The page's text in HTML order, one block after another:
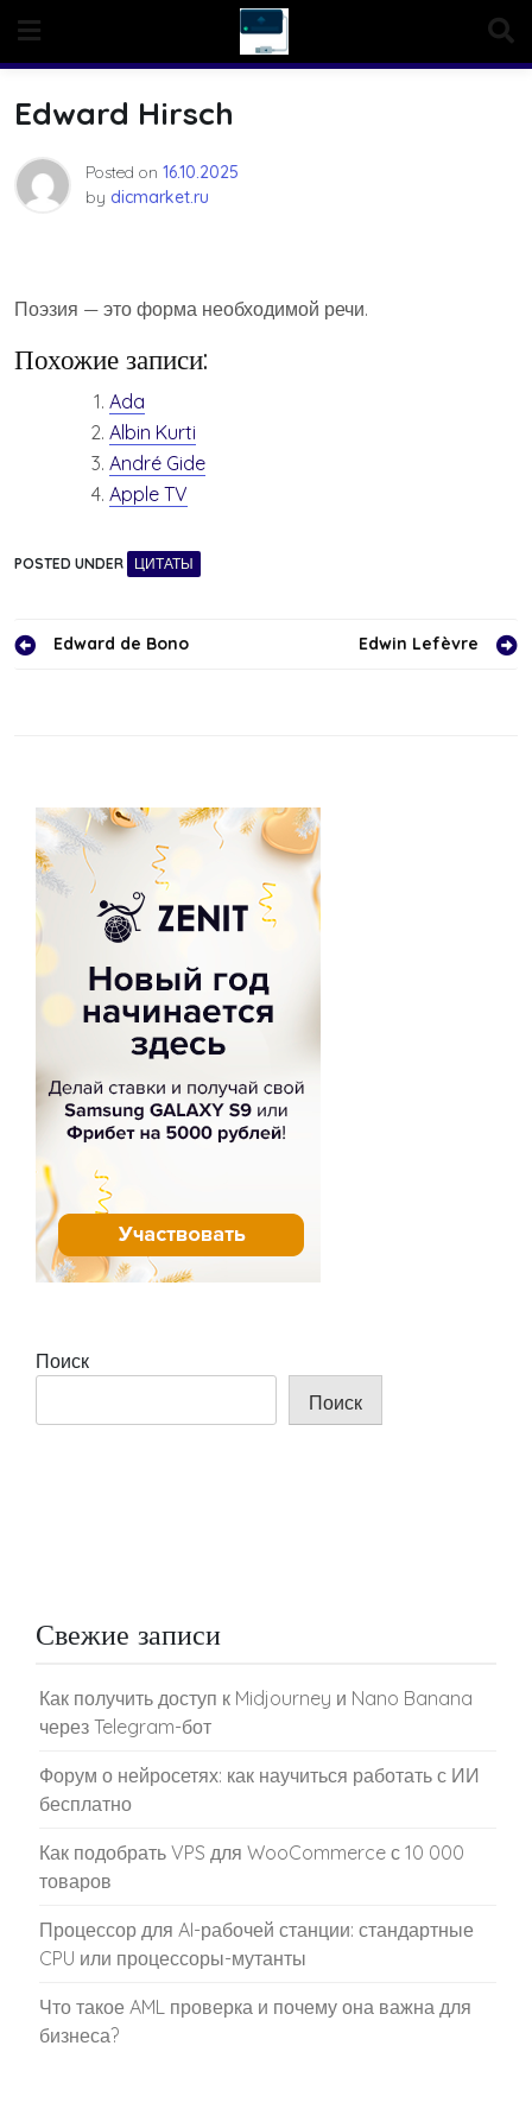
content
Edward Hirsch
Posted on 16.10.2025
by dicmarket.ru
Поэзия — это форма необходимой речи.
Похожие записи:
Ada
Albin Kurti
André Gide
Apple TV
POSTED UNDER ЦИТАТЫ
Навигация
Edward de Bono Edwin Lefèvre
Поиск
Поиск
Свежие записи
Как получить доступ к Midjourney и Nano Banana
через Telegram-бот
Форум о нейросетях: как научиться работать с ИИ
бесплатно
Как подобрать VPS для WooCommerce с 10 000
товаров
Процессор для AI-рабочей станции: стандартные
CPU или процессоры-мутанты
Что такое AML проверка и почему она важна для
бизнеса?